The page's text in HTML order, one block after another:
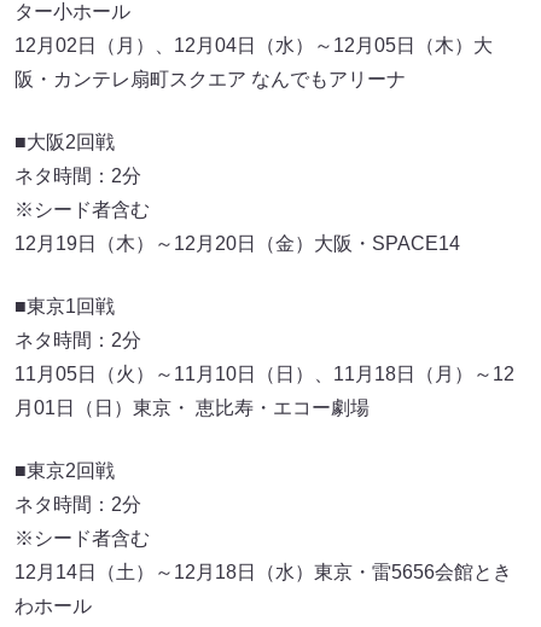
ター小ホール
12月02日（月）、12月04日（水）～12月05日（木）大
阪・カンテレ扇町スクエア なんでもアリーナ
■大阪2回戦
ネタ時間：2分
※シード者含む
12月19日（木）～12月20日（金）大阪・SPACE14
■東京1回戦
ネタ時間：2分
11月05日（火）～11月10日（日）、11月18日（月）～12
月01日（日）東京・ 恵比寿・エコー劇場
■東京2回戦
ネタ時間：2分
※シード者含む
12月14日（土）～12月18日（水）東京・雷5656会館とき
わホール